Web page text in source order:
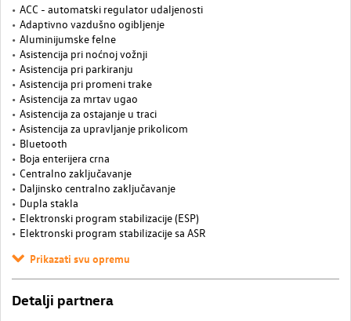
ACC - automatski regulator udaljenosti
Adaptivno vazdušno ogibljenje
Aluminijumske felne
Asistencija pri noćnoj vožnji
Asistencija pri parkiranju
Asistencija pri promeni trake
Asistencija za mrtav ugao
Asistencija za ostajanje u traci
Asistencija za upravljanje prikolicom
Bluetooth
Boja enterijera crna
Centralno zaključavanje
Daljinsko centralno zaključavanje
Dupla stakla
Elektronski program stabilizacije (ESP)
Elektronski program stabilizacije sa ASR
Prikazati svu opremu
Detalji partnera